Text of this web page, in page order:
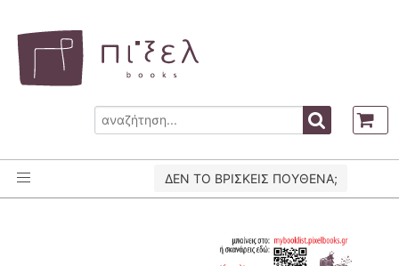
ΔΕΝ ΤΟ ΒΡΙΣΚΕΙΣ ΠΟΥΘΕΝΑ;